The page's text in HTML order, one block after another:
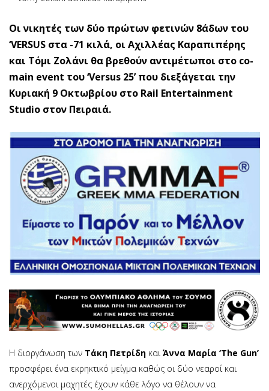
Οι νικητές των δύο πρώτων φετινών 8άδων του
‘VERSUS στα -71 κιλά, οι Αχιλλέας Καραπιπέρης
και Τόμι Ζολάνι θα βρεθούν αντιμέτωποι στο co-
main event του ‘Versus 25’ που διεξάγεται την
Κυριακή 9 Οκτωβρίου στο Rail Entertainment
Studio στον Πειραιά.
H διοργάνωση των Τάκη Πετρίδη και Άννα Μαρία ‘The Gun’
προσφέρει ένα εκρηκτικό μείγμα καθώς οι δύο νεαροί και
ανερχόμενοι μαχητές έχουν κάθε λόγο να θέλουν να